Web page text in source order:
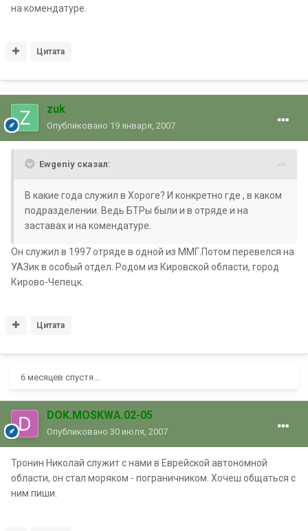
на комендатуре.
Цитата
zuk
Опубликовано 19 января, 2007
Ewgeniy сказал:
В какие года служил в Хороге? И конкретно где , в каком
подразделении. Ведь БТРы были и в отряде и на
заставах и на комендатуре.
Он служил в 1997 отряде в одной из ММГ.Потом перевелся на
УАЗик в особый отдел. Родом из Кировской области, город
Кирово-Чепецк.
Цитата
6 месяцев спустя...
DOK.MOSKWA.02-05
Опубликовано 30 июля, 2007
Тронин Николай служит с нами в Еврейской автономной
области, он стал моряком - пограничником. Хочеш общаться с
ним пиши.